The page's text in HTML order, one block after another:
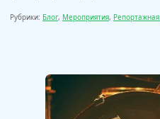
Рубрики: Блог, Мероприятия,